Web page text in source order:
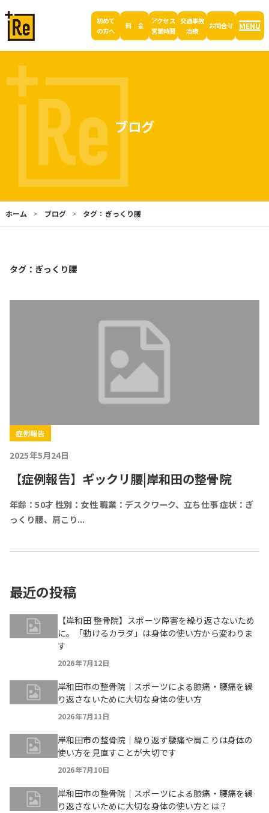
初めて
の方へ
料 金
アクセス
営業時間
交通事故
治療
お問合せ MENU
ブログ
ホーム ブログ タグ：ぎっくり腰
タグ：ぎっくり腰
症例報告
2025年5月24日
【症例報告】ギックリ腰|岸和田の整骨院
年齢：50才 性別：女性 職業：デスクワーク、立ち仕事 症状：ぎ
っくり腰、肩こり...
最近の投稿
【岸和田 整骨院】スポーツ障害を繰り返さないため
に。「動けるカラダ」は身体の使い方から変わりま
す
2026年7月12日
岸和田市の整骨院｜スポーツによる膝痛・腰痛を繰
り返さないために大切な身体の使い方
2026年7月11日
岸和田市の整骨院｜繰り返す腰痛や肩こりは身体の
使い方を見直すことが大切です
2026年7月10日
岸和田市の整骨院｜スポーツによる膝痛・腰痛を繰
り返さないために大切な身体の使い方とは？